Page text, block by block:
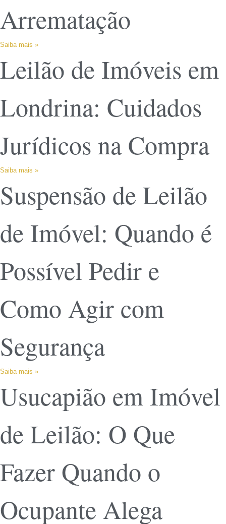
Arrematação
Saiba mais »
Leilão de Imóveis em
Londrina: Cuidados
Jurídicos na Compra
Saiba mais »
Suspensão de Leilão
de Imóvel: Quando é
Possível Pedir e
Como Agir com
Segurança
Saiba mais »
Usucapião em Imóvel
de Leilão: O Que
Fazer Quando o
Ocupante Alega